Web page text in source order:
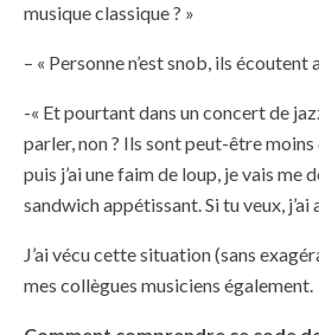
musique classique ? »
– « Personne n’est snob, ils
-« Et pourtant dans un concert de
parler, non ? Ils sont peut-être moins
puis j’ai une faim de loup, je vais me
sandwich appétissant. Si tu veux,
J’ai vécu cette situation (sans
mes collègues musiciens également.